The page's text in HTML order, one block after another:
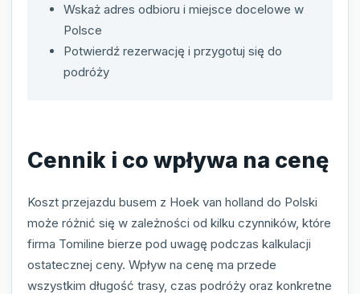
Wskaż adres odbioru i miejsce docelowe w
Polsce
Potwierdź rezerwację i przygotuj się do
podróży
Cennik i co wpływa na cenę
Koszt przejazdu busem z Hoek van holland do Polski
może różnić się w zależności od kilku czynników, które
firma Tomiline bierze pod uwagę podczas kalkulacji
ostatecznej ceny. Wpływ na cenę ma przede
wszystkim długość trasy, czas podróży oraz konkretne